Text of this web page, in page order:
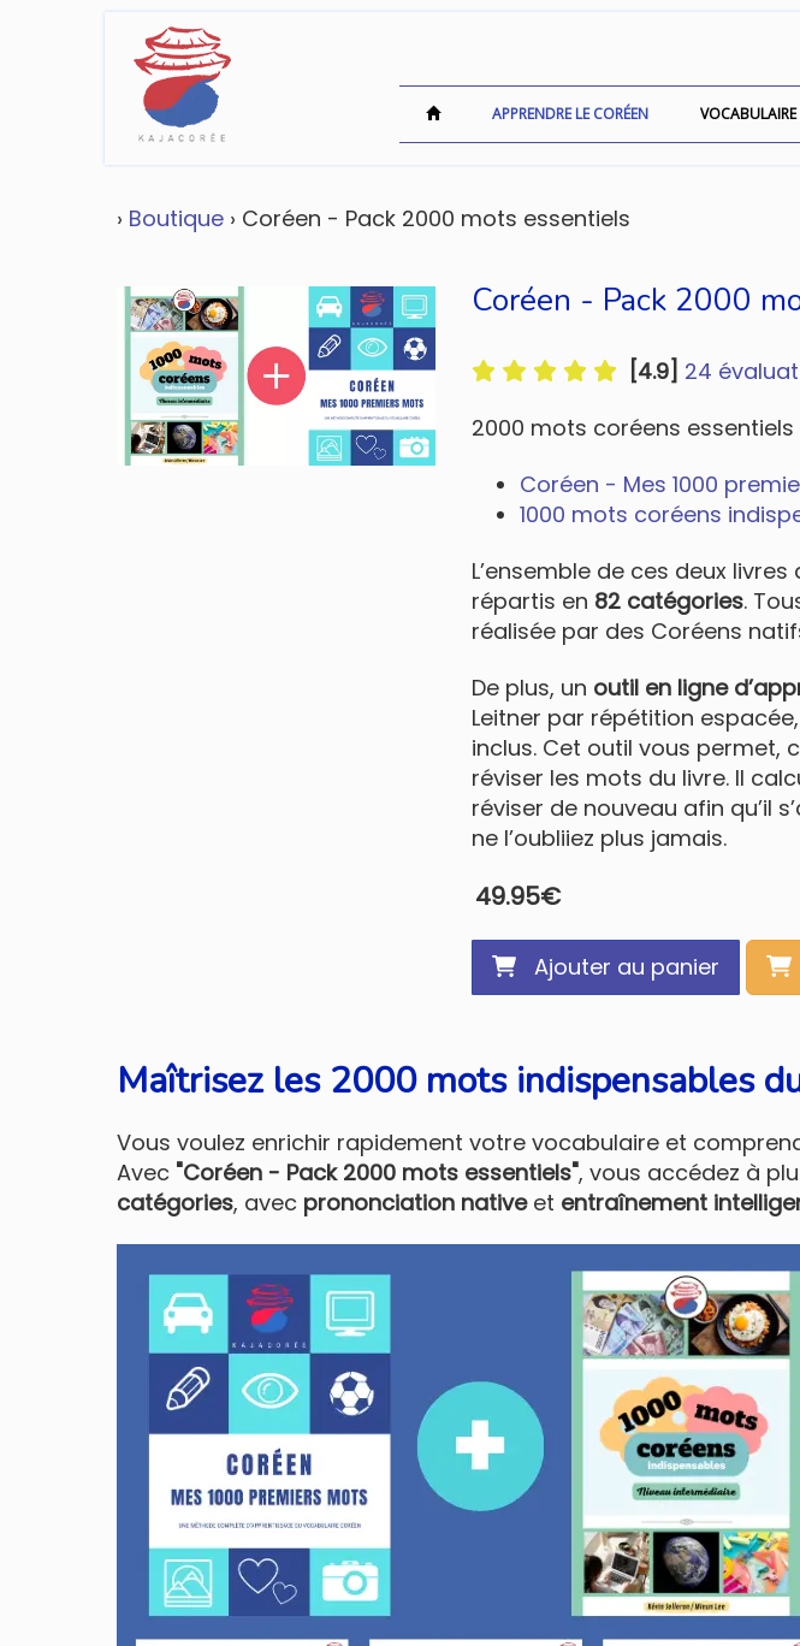
VOCABULAIRE
APPRENDRE LE CORÉEN
› Boutique › Coréen - Pack 2000 mots essentiels
Coréen - Pack 2000
[4.9] 24
2000 mots coréens
Coréen - Mes 1000
1000 mots coréens
L’ensemble de ces deux
répartis en 82 catégories.
réalisée par des Coréens
De plus, un outil en ligne
Leitner par répétition
inclus. Cet outil vous permet,
réviser les mots du livre. Il
réviser de nouveau afin qu’il
ne l’oubliiez plus jamais.
49.95€
Ajouter au panier
Maîtrisez les 2000 mots indispensables
Vous voulez enrichir rapidement votre vocabulaire et
Avec "Coréen - Pack 2000 mots essentiels", vous accédez à
catégories, avec prononciation nativeet entraînement